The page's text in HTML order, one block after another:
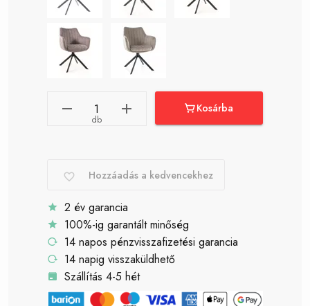
db
Kosárba
Hozzáadás a kedvencekhez
2 év garancia
100%-ig garantált minőség
14 napos pénzvisszafizetési garancia
14 napig visszaküldhető
Szállítás 4-5 hét